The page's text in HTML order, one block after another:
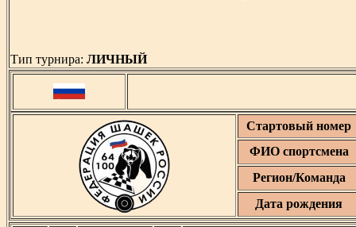
Тип турнира: ЛИЧНЫЙ
Стартовый номер
ФИО спортсмена
Регион/Команда
Дата рождения